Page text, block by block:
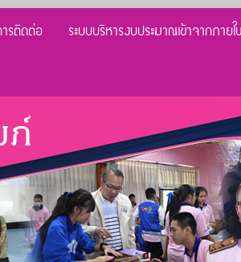
รติดต่อ ระบบบริหารงบประมาณเข้าจากภายใ